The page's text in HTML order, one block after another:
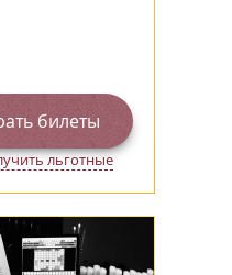
билеты
льготные